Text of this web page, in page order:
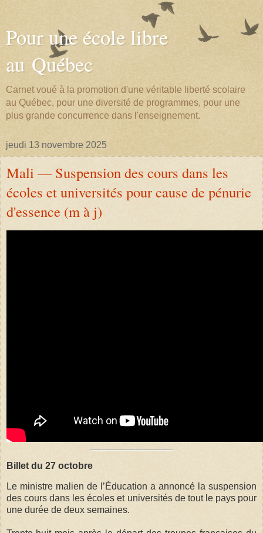
Pour une école libre
au Québec
Carnet voué à la promotion d'une véritable liberté scolaire
au Québec, pour une diversité de programmes, pour une
plus grande concurrence dans l'enseignement.
jeudi 13 novembre 2025
Mali — Suspension des cours dans les
écoles et universités pour cause de pénurie
d'essence (m à j)
Billet du 27 octobre
Le ministre malien de l’Éducation a annoncé la suspension
des cours dans les écoles et universités de tout le pays pour
une durée de deux semaines.